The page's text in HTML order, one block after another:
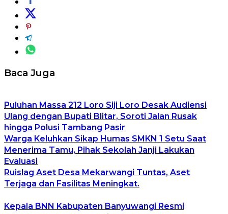
Baca Juga
Puluhan Massa 212 Loro Siji Loro Desak Audiensi
Ulang dengan Bupati Blitar, Soroti Jalan Rusak
hingga Polusi Tambang Pasir
Warga Keluhkan Sikap Humas SMKN 1 Setu Saat
Menerima Tamu, Pihak Sekolah Janji Lakukan
Evaluasi
Ruislag Aset Desa Mekarwangi Tuntas, Aset
Terjaga dan Fasilitas Meningkat.
Kepala BNN Kabupaten Banyuwangi Resmi